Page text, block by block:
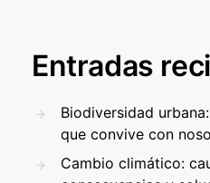
Entradas
Biodiversidad
que convive con
Cambio climático: